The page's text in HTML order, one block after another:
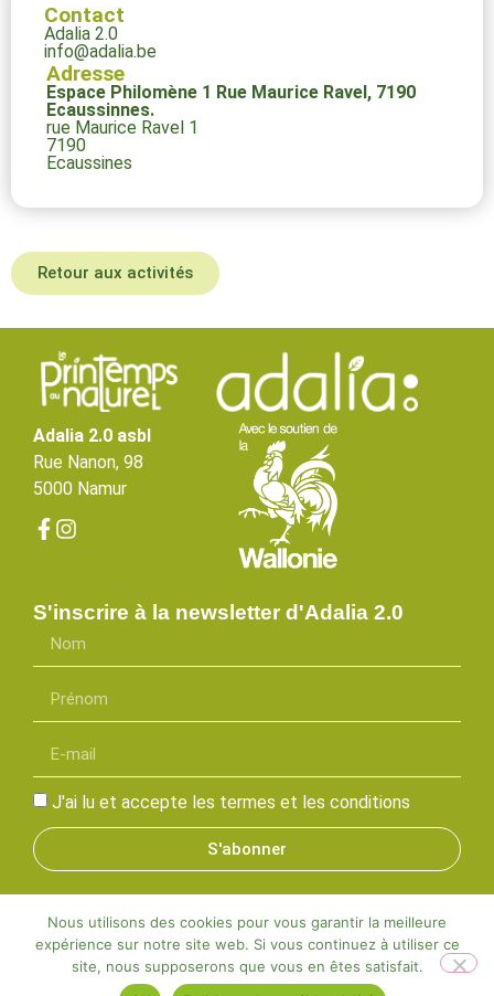
Contact
Adalia 2.0
info@adalia.be
Adresse
Espace Philomène 1 Rue Maurice Ravel, 7190
Ecaussinnes.
rue Maurice Ravel 1
7190
Ecaussines
Retour aux activités
Adalia 2.0 asbl
Rue Nanon, 98
5000 Namur
S'inscrire à la newsletter d'Adalia 2.0
J'ai lu et accepte les termes et les conditions
S'abonner
Adalia©2025 | Tous droits réservés |Mentions légales
Nous utilisons des cookies pour vous garantir la meilleure
expérience sur notre site web. Si vous continuez à utiliser ce
site, nous supposerons que vous en êtes satisfait.